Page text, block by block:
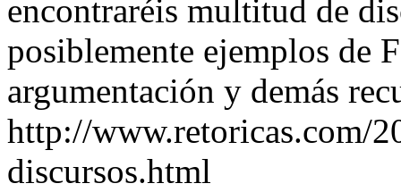
encontraréis multitud de
posiblemente ejemplos de
argumentación y demás
http://www.retoricas.com/
discursos.html